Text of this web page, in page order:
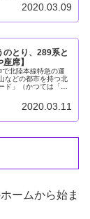
2020.03.09
のとり、289系と
席】
北陸本線特急の運
などの都市を持つ北
ド」（かつては「雷
2020.03.11
ームから始ま